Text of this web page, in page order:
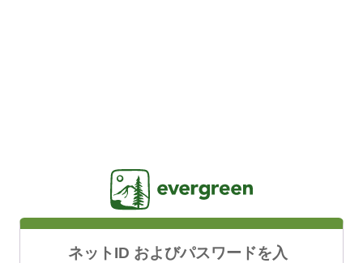
ネットID およびパスワードを入